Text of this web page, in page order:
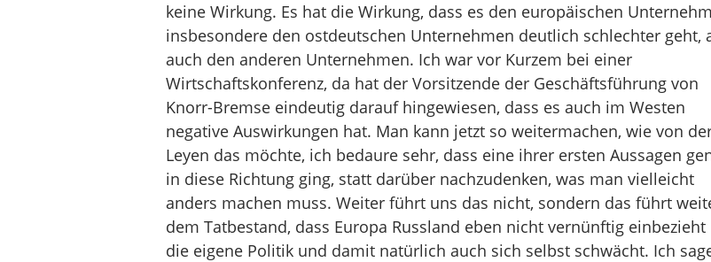
keine Wirkung. Es hat die Wirkung, dass es den europäischen
insbesondere den ostdeutschen Unternehmen deutlich schlechter geht,
auch den anderen Unternehmen. Ich war vor Kurzem bei einer
Wirtschaftskonferenz, da hat der Vorsitzende der Geschäftsführung von
Knorr-Bremse eindeutig darauf hingewiesen, dass es auch im Westen
negative Auswirkungen hat. Man kann jetzt so weitermachen, wie von
Leyen das möchte, ich bedaure sehr, dass eine ihrer ersten Aussagen
in diese Richtung ging, statt darüber nachzudenken, was man vielleicht
anders machen muss. Weiter führt uns das nicht, sondern das führt
dem Tatbestand, dass Europa Russland eben nicht vernünftig einbezieht
die eigene Politik und damit natürlich auch sich selbst schwächt. Ich